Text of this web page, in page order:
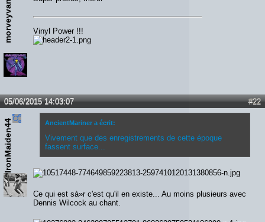
morveyvan Vinyl Power !!!
#22
05/06/2015 14:03:07
IronMaiden44 AncientMariner a écrit:
Vivement que des enregistrements de cette époque
fassent surface...
Ce qui est sà»r c'est qu'il en existe... Au moins plusieurs avec
Dennis Wilcock au chant.